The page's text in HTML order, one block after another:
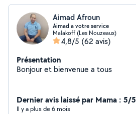
Aimad Afroun
Aimad a votre service
Malakoff (Les Nouzeaux)
4,8/5 (62 avis)
Présentation
Bonjour et bienvenue a tous
Dernier avis laissé par Mama : 5/5
Il y a plus de 6 mois